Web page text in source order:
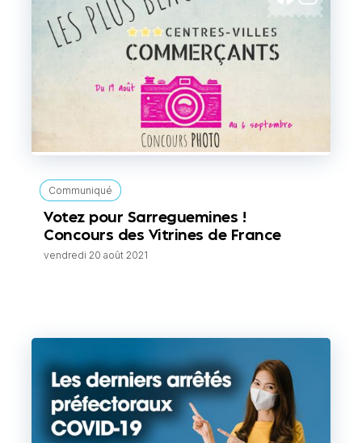
Communiqué
Votez pour Sarreguemines !
Concours des Vitrines de France
vendredi 20 août 2021